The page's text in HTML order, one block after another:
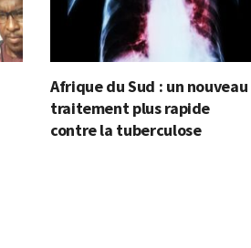
Afrique du Sud : un nouveau
traitement plus rapide
contre la tuberculose